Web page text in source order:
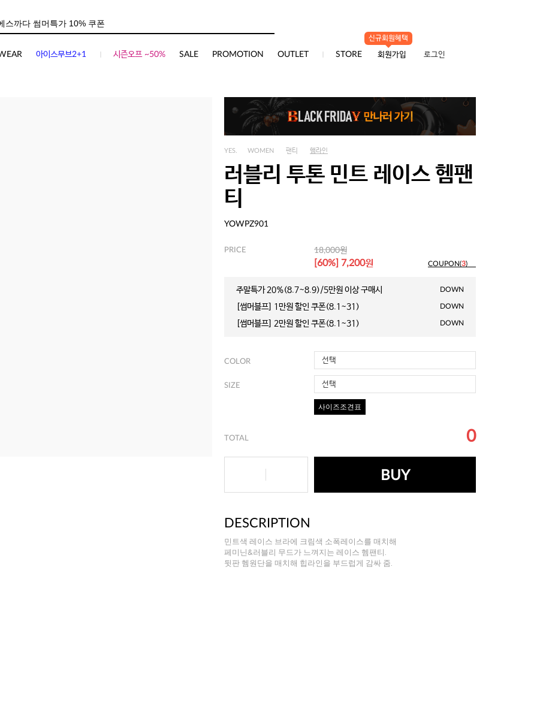
아이스무브2+1 시즌오프 ~50% SALE PROMOTION OUTLET STORE
신규회원혜택
회원가입 로그인
YES. WOMEN 팬티 햄라인
러블리 투톤 민트 레이스 헴팬
티
YOWPZ901
PRICE 18,000원
[60%] 7,200원 COUPON(3)
주말특가 20%(8.7~8.9)/5만원 이상 구매시 DOWN
[썸머블프] 1만원 할인 쿠폰(8.1~31) DOWN
[썸머블프] 2만원 할인 쿠폰(8.1~31) DOWN
COLOR 선택
SIZE 선택
사이즈조견표
TOTAL 0
BUY
DESCRIPTION
민트색 레이스 브라에 크림색 소폭레이스를 매치해
페미닌&러블리 무드가 느껴지는 레이스 헴팬티.
뒷판 헴원단을 매치해 힙라인을 부드럽게 감싸 줌.